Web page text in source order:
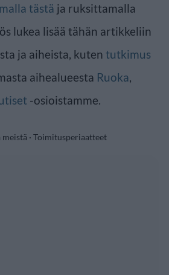
tästä ja ruksittamalla
lukea lisää tähän artikkeliin
ja aiheista, kuten tutkimus
aihealueesta Ruoka,
-osioistamme.
meistä · Toimitusperiaatteet